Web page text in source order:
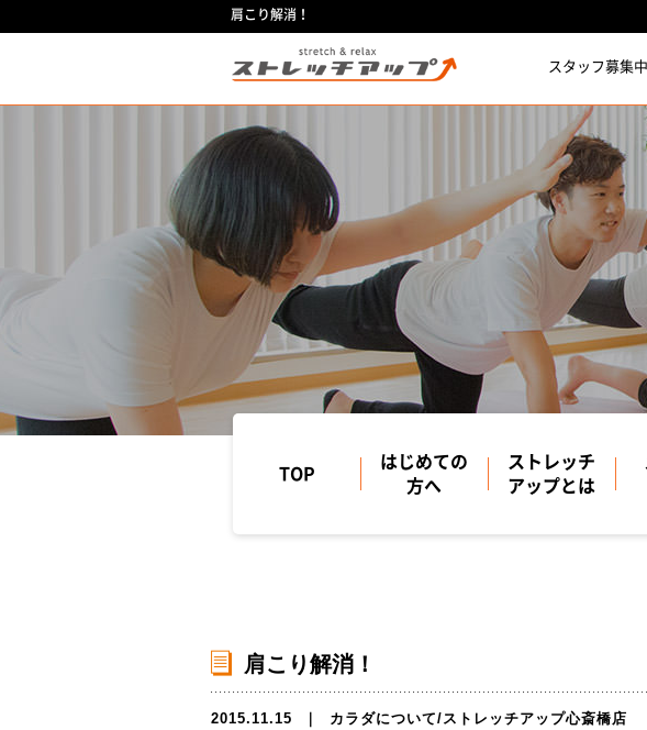
肩こり解消！
スタッフ募集中
TOP
はじめての
方へ
ストレッチ
アップとは
肩こり解消！
2015.11.15 カラダについて/ストレッチアップ心斎橋店